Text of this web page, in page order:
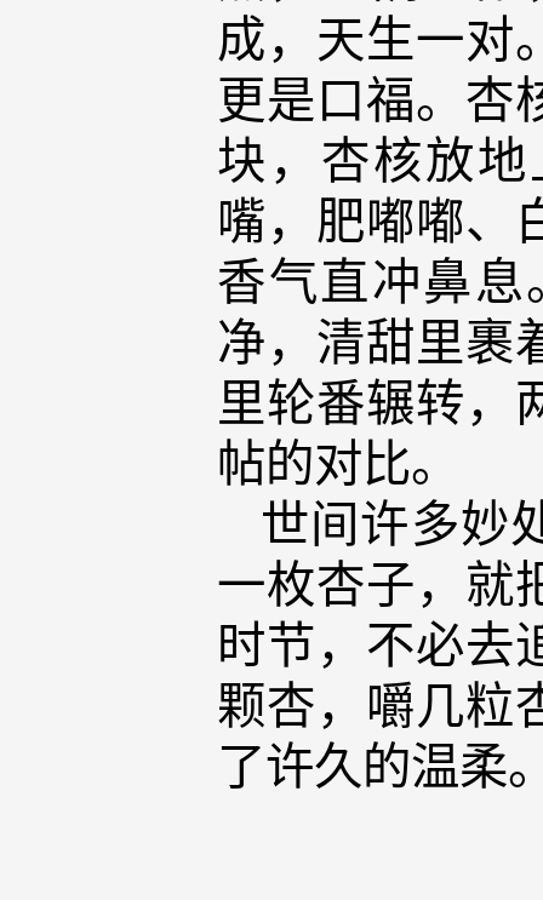
成，天生一对
更是口福。杏
块，杏核放
嘴，肥嘟嘟、
香气直冲鼻
净，清甜里裹
里轮番辗转，
帖的对比。
世间许多妙
一枚杏子，就
时节，不必去
颗杏，嚼几粒
了许久的温柔